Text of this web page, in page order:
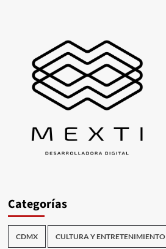
Categorías
CDMX CULTURA Y ENTRETENIMIENTO